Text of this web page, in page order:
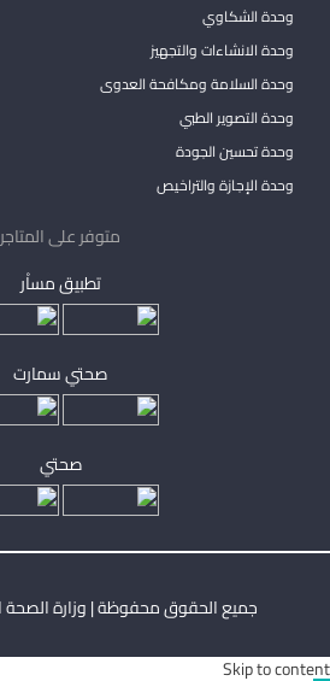
وحدة الشكاوي
وحدة الانشاءات والتجهيز
وحدة السلامة ومكافحة العدوى
وحدة التصوير الطبي
وحدة تحسين الجودة
وحدة الإجازة والتراخيص
متوفر على المتاجر
تطبيق مساْر
صحتي سمارت
صحتي
جميع الحقوق محفوظة | وزارة الصحة
Skip to content